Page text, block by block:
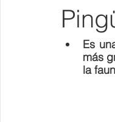
Es
más
la